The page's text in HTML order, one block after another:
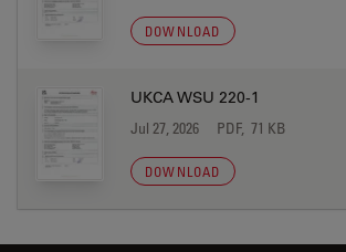
DOWNLOAD
UKCA WSU 220-1
Jul 27, 2026 PDF, 71 KB
DOWNLOAD